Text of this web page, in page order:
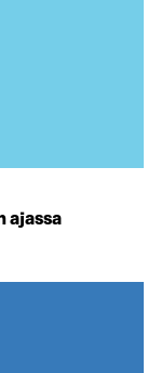
ajassa